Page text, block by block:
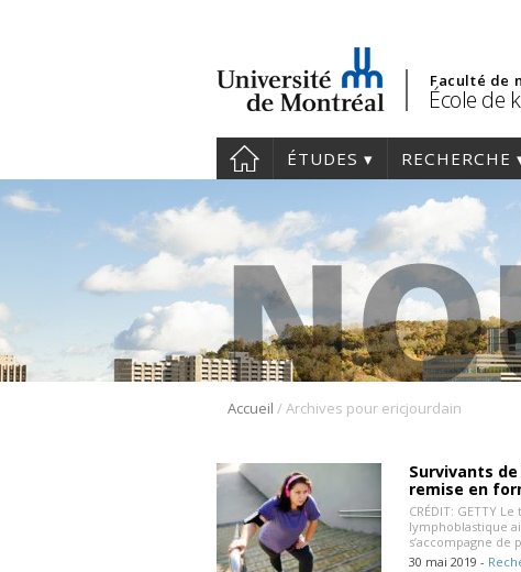
Faculté de
École de
ÉTUDES RECHERCHE
Accueil /Archives pour ericjourdain
Survivants
remise en
CRÉDIT: GETTY
lymphoblastique
s’accompagne
30 mai 2019 -